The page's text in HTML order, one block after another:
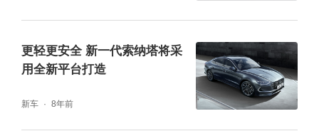
更轻更安全 新一代索纳塔将采
用全新平台打造
新车 8年前